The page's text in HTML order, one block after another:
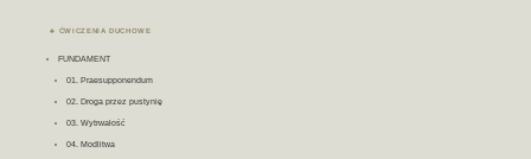
ĆWICZENIA DUCHOWE
FUNDAMENT
01. Praesupponendum
02. Droga przez pustynię
03. Wytrwałość
04. Modlitwa